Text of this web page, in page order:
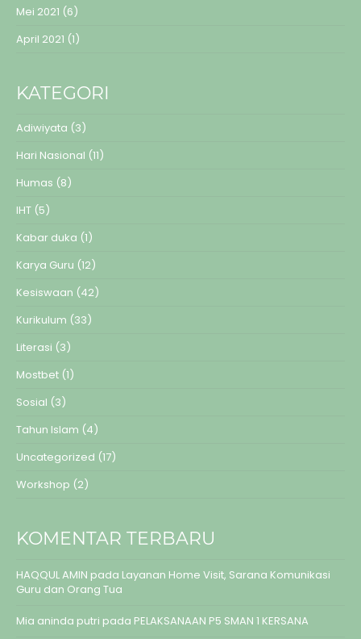
Mei 2021 (6)
April 2021 (1)
KATEGORI
Adiwiyata (3)
Hari Nasional (11)
Humas (8)
IHT (5)
Kabar duka (1)
Karya Guru (12)
Kesiswaan (42)
Kurikulum (33)
Literasi (3)
Mostbet (1)
Sosial (3)
Tahun Islam (4)
Uncategorized (17)
Workshop (2)
KOMENTAR TERBARU
HAQQUL AMIN pada Layanan Home Visit, Sarana Komunikasi
Guru dan Orang Tua
Mia aninda putri pada PELAKSANAAN P5 SMAN 1 KERSANA